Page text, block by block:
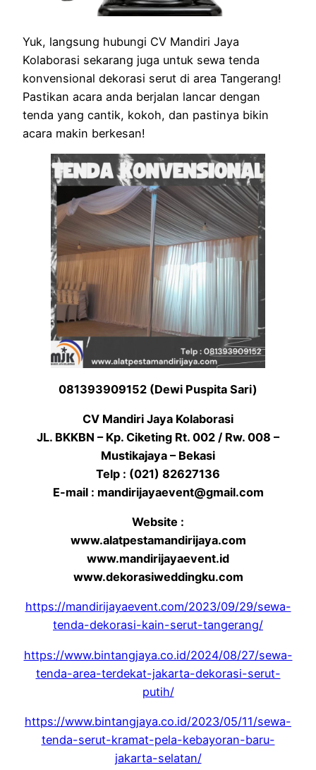
Yuk, langsung hubungi CV Mandiri Jaya
Kolaborasi sekarang juga untuk sewa tenda
konvensional dekorasi serut di area Tangerang!
Pastikan acara anda berjalan lancar dengan
tenda yang cantik, kokoh, dan pastinya bikin
acara makin berkesan!
081393909152 (Dewi Puspita Sari)
CV Mandiri Jaya Kolaborasi
JL. BKKBN – Kp. Ciketing Rt. 002 / Rw. 008 –
Mustikajaya – Bekasi
Telp : (021) 82627136
E-mail : mandirijayaevent@gmail.com
Website :
www.alatpestamandirijaya.com
www.mandirijayaevent.id
www.dekorasiweddingku.com
https://mandirijayaevent.com/2023/09/29/sewa-
tenda-dekorasi-kain-serut-tangerang/
https://www.bintangjaya.co.id/2024/08/27/sewa-
tenda-area-terdekat-jakarta-dekorasi-serut-
putih/
https://www.bintangjaya.co.id/2023/05/11/sewa-
tenda-serut-kramat-pela-kebayoran-baru-
jakarta-selatan/